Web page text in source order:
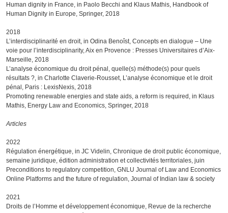
Human dignity in France, in Paolo Becchi and Klaus Mathis, Handbook of
Human Dignity in Europe, Springer, 2018
2018
L’interdisciplinarité en droit, in Odina Benoîst, Concepts en dialogue – Une
voie pour l’interdisciplinarity, Aix en Provence : Presses Universitaires d’Aix-
Marseille, 2018
L’analyse économique du droit pénal, quelle(s) méthode(s) pour quels
résultats ?, in Charlotte Claverie-Rousset, L’analyse économique et le droit
pénal, Paris : LexisNexis, 2018
Promoting renewable energies and state aids, a reform is required, in Klaus
Mathis, Energy Law and Economics, Springer, 2018
Articles
2022
Régulation énergétique, in JC Videlin, Chronique de droit public économique,
semaine juridique, édition administration et collectivités territoriales, juin
Preconditions to regulatory competition, GNLU Journal of Law and Economics
Online Platforms and the future of regulation, Journal of Indian law & society
2021
Droits de l’Homme et développement économique, Revue de la recherche